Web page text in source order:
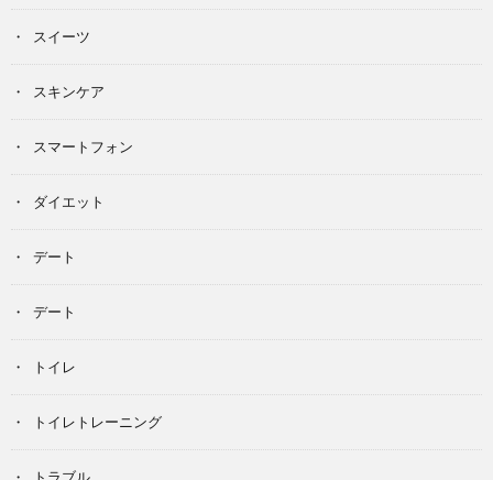
スイーツ
スキンケア
スマートフォン
ダイエット
デート
デート
トイレ
トイレトレーニング